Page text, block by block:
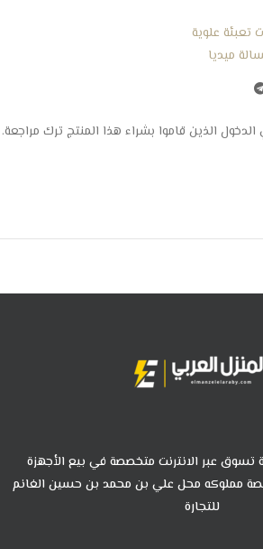
تعبئة علوية
ميديا
الذين قاموا بشراء هذا المنتج ترك مراجعة.
تسوق عبر الانترنت متخصصة في بيع الأجهزة
مملوكه محل علي بن محمد بن حسين الغانم
للتجارة